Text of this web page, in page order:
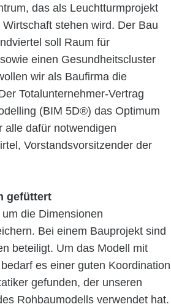
das als Leuchtturmprojekt
stehen wird. Der Bau
soll Raum für
einen Gesundheitscluster
wir als Baufirma die
Totalunternehmer-Vertrag
(BIM 5D®) das Optimum
alle dafür notwendigen
Vorstandsvorsitzender der
gefüttert
die Dimensionen
Bei einem Bauprojekt sind
beteiligt. Um das Modell mit
es einer guten Koordination
gefunden, der unseren
Rohbaumodells verwendet hat.